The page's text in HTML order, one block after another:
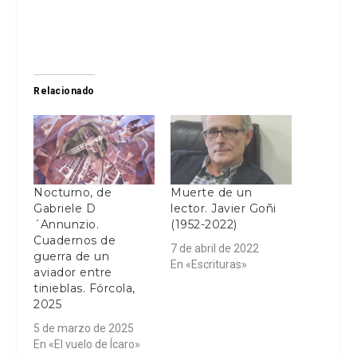
Relacionado
Nocturno, de
Gabriele D
´Annunzio.
Cuadernos de
guerra de un
aviador entre
tinieblas. Fórcola,
2025
5 de marzo de 2025
En «El vuelo de Ícaro»
Muerte de un
lector. Javier Goñi
(1952-2022)
7 de abril de 2022
En «Escrituras»